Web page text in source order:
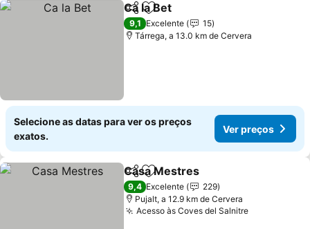
PartilharAdicionar aos favoritos
Ca la Bet
9,1 Excelente
15
Tárrega, a 13.0 km de Cervera
Selecione as datas para ver os preços
exatos.
Ver preços
PartilharAdicionar aos favoritos
Casa Mestres
9,4 Excelente
229
Pujalt, a 12.9 km de Cervera
Acesso às Coves del SalnitreVer preços